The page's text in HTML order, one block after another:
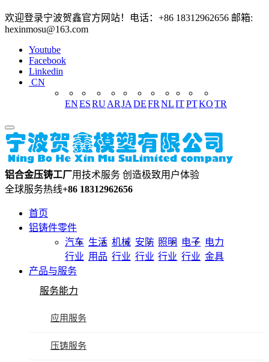
欢迎登录宁波贺鑫官方网站！电话：+86 18312962656 邮箱:
hexinmosu@163.com
Youtube
Facebook
Linkedin
CN
ENESRUARJA DEFR NLITPTKOTR
铝合金压铸工厂用技术服务 创造极致用户体验
全球服务热线+86 18312962656
首页
铝铸件零件
汽车
行业
生活
用品
机械
行业
安防
行业
照明
行业
电子
行业
电力
金具
产品与服务
服务能力
应用服务
压铸服务